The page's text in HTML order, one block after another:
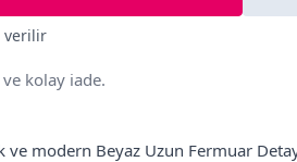
verilir
kolay iade.
ve modern Beyaz Uzun Fermuar